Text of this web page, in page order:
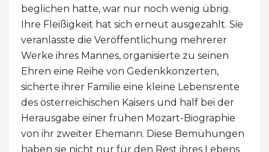
beglichen hatte, war nur noch wenig übrig.
Ihre Fleißigkeit hat sich erneut ausgezahlt. Sie
veranlasste die Veröffentlichung mehrerer
Werke ihres Mannes, organisierte zu seinen
Ehren eine Reihe von Gedenkkonzerten,
sicherte ihrer Familie eine kleine Lebensrente
des österreichischen Kaisers und half bei der
Herausgabe einer frühen Mozart-Biographie
von ihr zweiter Ehemann. Diese Bemühungen
haben sie nicht nur für den Rest ihres Lebens